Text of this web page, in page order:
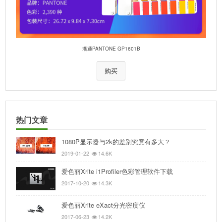
潘通PANTONE GP1601B
购买
热门文章
1080P显示器与2k的差别究竟有多大？
2019-01-22 14.6K
爱色丽Xrite i1Profiler色彩管理软件下载
2017-10-20 14.3K
爱色丽Xrite eXact分光密度仪
2017-06-23 14.2K